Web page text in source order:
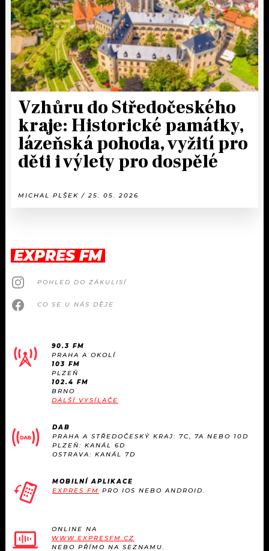
Vzhůru do Středočeského
kraje: Historické památky,
lázeňská pohoda, vyžití pro
děti i výlety pro dospělé
MICHAL PLŠEK / 25. 05. 2026
EXPRES FM
POHLED DO ZÁKULISÍ
CO SE U NÁS DĚJE
90.3 FM
PRAHA A OKOLÍ
103 FM
PLZEŇ
102.4 FM
BRNO
DALŠÍ VYSÍLAČE
DAB
PRAHA A STŘEDOČESKÝ KRAJ: 7C, 7A NEBO 10D
PLZEŇ: KANÁL 6D
OSTRAVA: KANÁL 7D
MOBILNÍ APLIKACE
EXPRES FM PRO IOS NEBO ANDROID.
ONLINE NA
WWW.EXPRESFM.CZ
NEBO PŘÍMO NA SEZNAMU.